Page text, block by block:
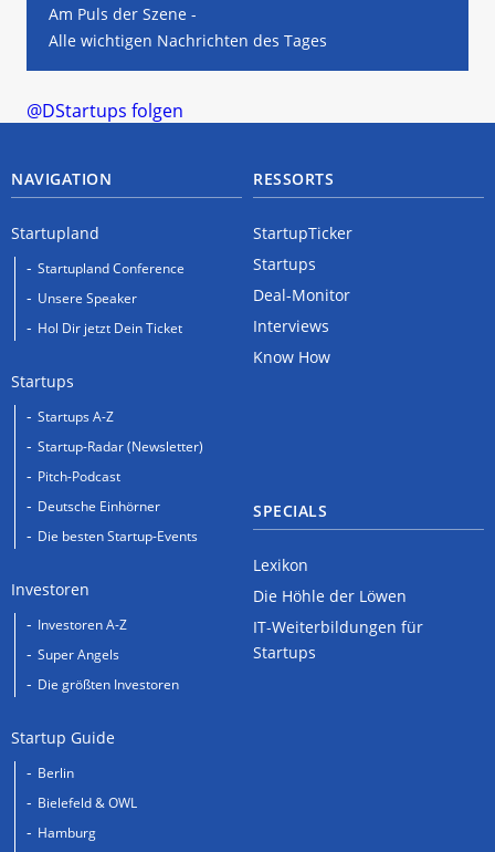
Am Puls der Szene -
Alle wichtigen Nachrichten des Tages
@DStartups folgen
NAVIGATION
Startupland
Startupland Conference
Unsere Speaker
Hol Dir jetzt Dein Ticket
Startups
Startups A-Z
Startup-Radar (Newsletter)
Pitch-Podcast
Deutsche Einhörner
Die besten Startup-Events
Investoren
Investoren A-Z
Super Angels
Die größten Investoren
Startup Guide
Berlin
Bielefeld & OWL
Hamburg
RESSORTS
StartupTicker
Startups
Deal-Monitor
Interviews
Know How
SPECIALS
Lexikon
Die Höhle der Löwen
IT-Weiterbildungen für
Startups